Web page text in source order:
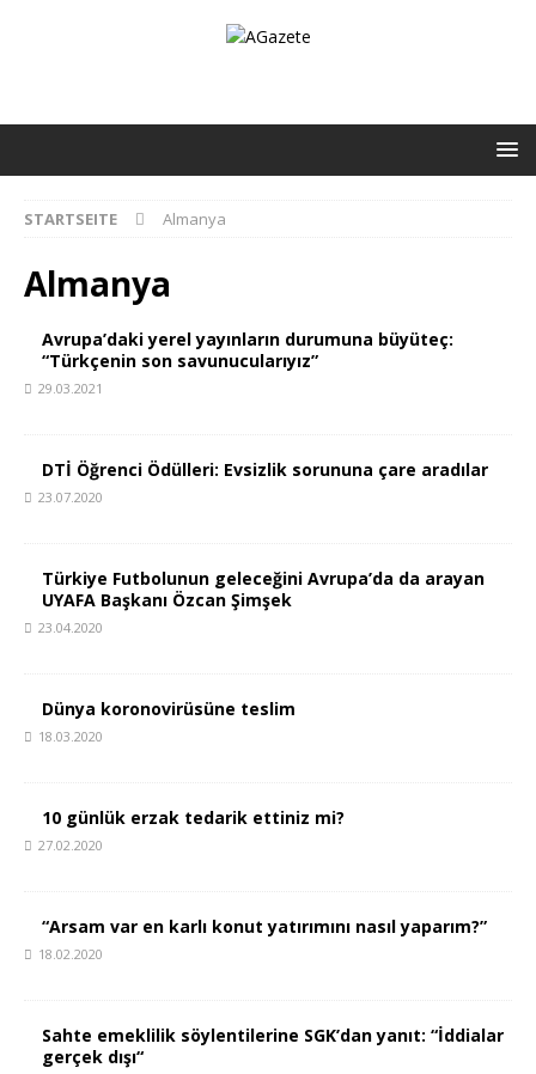
STARTSEITE Almanya
Almanya
Avrupa’daki yerel yayınların durumuna büyüteç:
“Türkçenin son savunucularıyız”
29.03.2021
DTİ Öğrenci Ödülleri: Evsizlik sorununa çare aradılar
23.07.2020
Türkiye Futbolunun geleceğini Avrupa’da da arayan
UYAFA Başkanı Özcan Şimşek
23.04.2020
Dünya koronovirüsüne teslim
18.03.2020
10 günlük erzak tedarik ettiniz mi?
27.02.2020
“Arsam var en karlı konut yatırımını nasıl yaparım?”
18.02.2020
Sahte emeklilik söylentilerine SGK’dan yanıt: “İddialar
gerçek dışı“